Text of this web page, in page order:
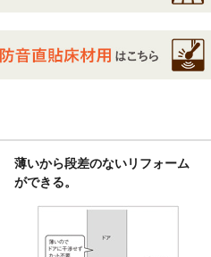
薄いから段差のないリフォーム
ができる。